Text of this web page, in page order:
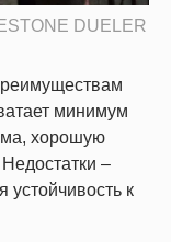
DUELER
минимум
хорошую
–
устойчивость к